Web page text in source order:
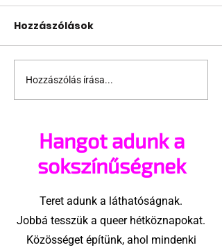
Jonathan Bailey új
szerepben tér vissza
Hozzászólások
Hozzászólás írása...
Hangot adunk a
sokszínűségnek
Teret adunk a láthatóságnak.
Jobbá tesszük a queer hétköznapokat.
Közösséget építünk, ahol mindenki